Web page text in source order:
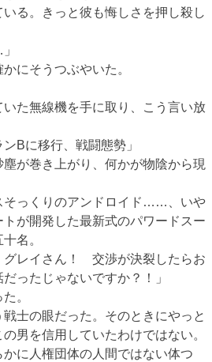
る。きっと彼も悔しさを押し殺し
にそうつぶやいた。
た無線機を手に取り、こう言い放
Bに移行、戦闘態勢」
が巻き上がり、何かが物陰から現
っくりのアンドロイド……、いや
が開発した最新式のパワードスー
名。
グレイさん！ 交渉が決裂したらお
ったじゃないですか？！」
。
士の眼だった。そのときにやっと
男を信用していたわけではない。
に人権団体の人間ではない体つ